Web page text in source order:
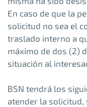
En caso de que la
solicitud no sea el
traslado interno a
máximo de dos (2)
situación al
BSN tendrá los
atender la solicitud,